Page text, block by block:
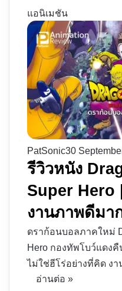
แอนิเมชัน
PatSonic30
รีวิวหนัง
Super
งานภาพดีมา
ดราก้อนบอลภาคใหม่
Hero กองทัพโบว์แดง
ไม่ใช่ฮีโร่อย่างที่คิด งา
อ่านต่อ »